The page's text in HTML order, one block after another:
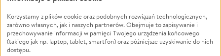
Leczenie
Zwierzęta
Pożar
Ukraina
Powódź
Wichura
NGO
Korzystamy z plików cookie oraz podobnych rozwiązań technologicznych,
zarówno własnych, jak i naszych partnerów. Obejmuje to zapisywanie i
przechowywanie informacji w pamięci Twojego urządzenia końcowego
(takiego jak np. laptop, tablet, smartfon) oraz późniejsze uzyskiwanie do nich
dostępu.